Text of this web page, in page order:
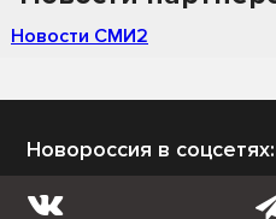
Новости СМИ2
Новороссия в соцсетях: